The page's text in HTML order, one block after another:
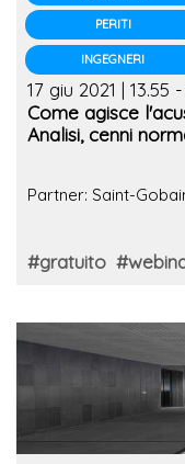
PERITI
INGEGNERI
17 giu 2021 | 13.55
Come agisce
Analisi, cenni
Partner: Saint-
#gratuito